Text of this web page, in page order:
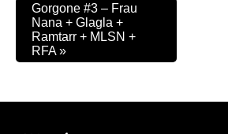
Gorgone #3 – Frau
Nana + Glagla +
Ramtarr + MLSN +
RFA»